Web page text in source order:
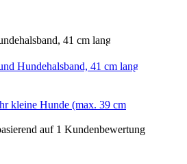
kleine Hunde (max. 39 cm
auf 1 Kundenbewertung